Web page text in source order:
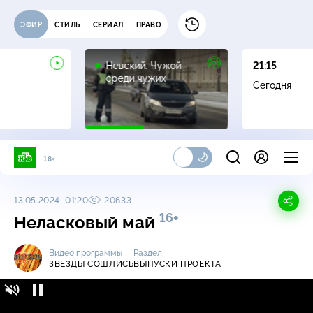
ЭФИР СТИЛЬ СЕРИАЛ ПРАВО
Невский. Чужой
среди чужих
16+
21:15
Сегодня
18+
13.05.2024, 01:20 20633
Неласковый май 16+
Видео программы
ЗВЕЗДЫ СОШЛИСЬ
Раздел
ВЫПУСКИ ПРОЕКТА